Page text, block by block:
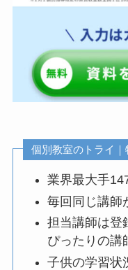
個別教室のトライ｜
業界最大手
毎回同じ講師
担当講師は登
ぴったりの講
子供の学習状